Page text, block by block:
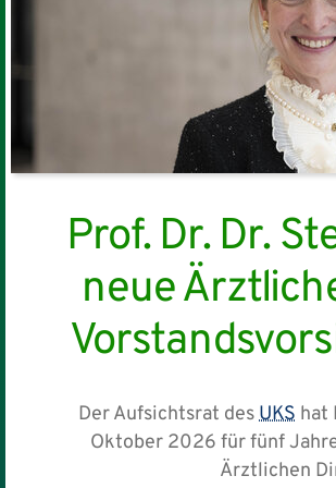
Prof. Dr. Dr.
neue
Der Aufsichtsrat desUKS hat
Oktober 2026 für fünf
Ärztlichen